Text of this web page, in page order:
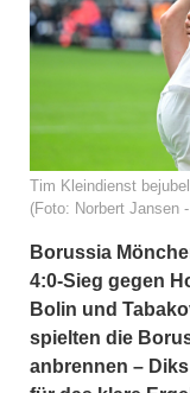
Tim Kleindienst
(Foto: Norbert Jansen
Borussia
4:0-Sieg gegen
Bolin und
spielten die
anbrennen –